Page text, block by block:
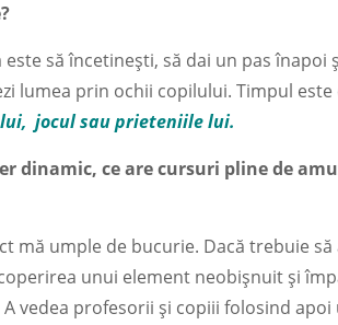
să încetinești, să dai un pas
lumea prin ochii copilului. Timpul
jocul sau prieteniile lui.
dinamic, ce are cursuri pline de
mă umple de bucurie. Dacă trebuie
unui element neobișnuit și
vedea profesorii și copiii folosind